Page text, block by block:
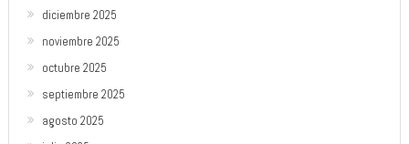
diciembre 2025
noviembre 2025
octubre 2025
septiembre 2025
agosto 2025